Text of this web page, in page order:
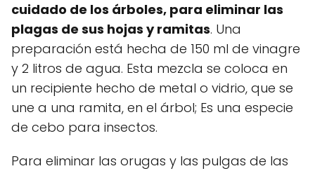
cuidado de los árboles, para eliminar las
plagas de sus hojas y ramitas. Una
preparación está hecha de 150 ml de vinagre
y 2 litros de agua. Esta mezcla se coloca en
un recipiente hecho de metal o vidrio, que se
une a una ramita, en el árbol; Es una especie
de cebo para insectos.
Para eliminar las orugas y las pulgas de las